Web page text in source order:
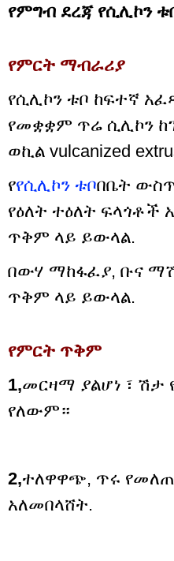
የምግብ ደረጃ የሲሊኮን
የምርት ማብራሪያ
የሲሊኮን ቱቦ ከፍተኛ
የመቋቋም ጥሬ ሲሊኮን
ወኪል vulcanized
የየሲሊኮን ቱቦበቤት
የዕለት ተዕለት
ጥቅም ላይ ይውላል.
በውሃ ማከፋፈያ, ቡና
ጥቅም ላይ ይውላል.
የምርት ጥቅም
1,መርዛማ ያልሆነ ፣
የለውም።
2,ተለዋዋጭ, ጥሩ
አለመበላሸት.